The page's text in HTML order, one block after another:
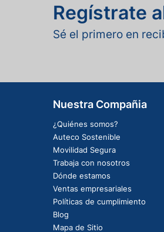
Regístrate
Sé el primero en
Nuestra Compañia
¿Quiénes somos?
Auteco Sostenible
Movilidad Segura
Trabaja con nosotros
Dónde estamos
Ventas empresariales
Políticas de cumplimiento
Blog
Mapa de Sitio